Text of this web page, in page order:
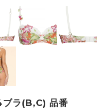
ラ(B,C) 品番